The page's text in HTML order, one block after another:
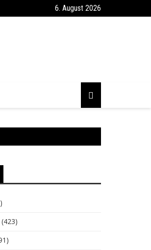
6. August 2026
(423)